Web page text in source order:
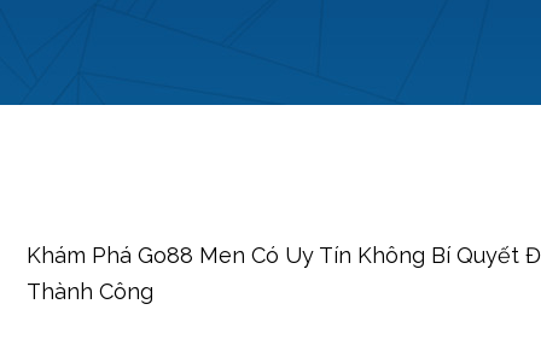
Khám Phá Go88 Men Có Uy Tín Không Bí Quyết
Thành Công